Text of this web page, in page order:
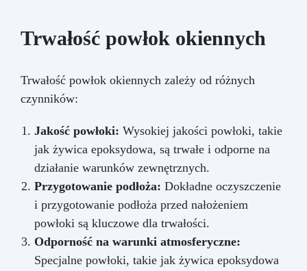
Trwałość powłok okiennych
Trwałość powłok okiennych zależy od różnych
czynników:
Jakość powłoki: Wysokiej jakości powłoki, takie
jak żywica epoksydowa, są trwałe i odporne na
działanie warunków zewnętrznych.
Przygotowanie podłoża: Dokładne oczyszczenie
i przygotowanie podłoża przed nałożeniem
powłoki są kluczowe dla trwałości.
Odporność na warunki atmosferyczne:
Specjalne powłoki, takie jak żywica epoksydowa